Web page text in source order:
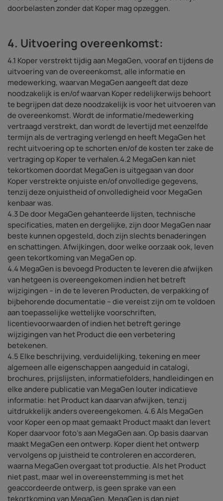
doorbelasten zonder dat Koper mag opzeggen.
4. Uitvoering overeenkomst:
4.1 Koper verstrekt tijdig aan MegaGen, vooraf en tijdens de
uitvoering van de overeenkomst, alle informatie en
medewerking, waarvan MegaGen aangeeft dat deze
noodzakelijk is en/of waarvan Koper redelijkerwijs behoort
te begrijpen dat deze noodzakelijk is voor het uitvoeren van
de overeenkomst. Wordt de informatie/medewerking
vertraagd verstrekt, dan wordt de levertijd met eenzelfde
termijn als de vertraging verlengd en heeft MegaGen het
recht uitvoering op te schorten en/of de kosten ter zake de
vertraging op Koper te verhalen.4.2 MegaGen kan niet
tekortkomen doordat MegaGen is uitgegaan van door
Koper verstrekte onjuiste en/of onvolledige gegevens,
tenzij deze onjuistheid of onvolledigheid voor MegaGen
kenbaar was.
4.3 De door MegaGen gehanteerde lijsten, technische
specificaties, maten en dergelijke, zijn door MegaGen naar
beste kunnen opgesteld, doch zijn slechts benaderingen
en schattingen. Afwijkingen, door welke oorzaak ook, leven
geen tekortkoming van MegaGen op.
4.4 MegaGen is bevoegd Producten te leveren die afwijken
van hetgeen is overeengekomen indien het betreft
wijzigingen – in de te leveren Producten, de verpakking of
bijbehorende documentatie – die vereist zijn om te voldoen
aan toepasselijke wettelijke voorschriften,
licentievoorwaarden of indien het betreft geringe
wijzigingen van het Product die een verbetering
betekenen.
4.5 Elke beschrijving, verduidelijking, tekening en meer
algemeen alle eigenschappen aangeduid in catalogi,
brochures, prijslijsten, informatiefolders, handleidingen en
elke andere publicatie van MegaGen louter indicatieve
informatie: het Product kan daarvan afwijken, tenzij
uitdrukkelijk anders overeengekomen. 4.6 Als MegaGen
voor Koper een op maat gemaakt Product maakt dan levert
Koper daarvoor foto’s aan MegaGen aan. Op basis daarvan
maakt MegaGen een ontwerp. Koper dient het ontwerp
vervolgens op juistheid te controleren en accorderen,
waarna MegaGen overgaat tot productie. Als het Product
niet past, maar wel in overeenstemming is met het
geaccordeerde ontwerp, is geen sprake van een
tekortkoming van MegaGen. MegaGen is dan niet